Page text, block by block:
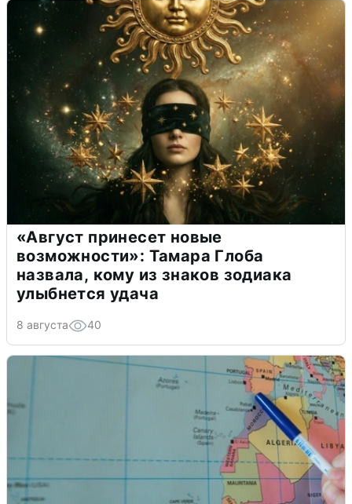
«Август принесет новые
возможности»: Тамара Глоба
назвала, кому из знаков зодиака
улыбнется удача
8 августа 40